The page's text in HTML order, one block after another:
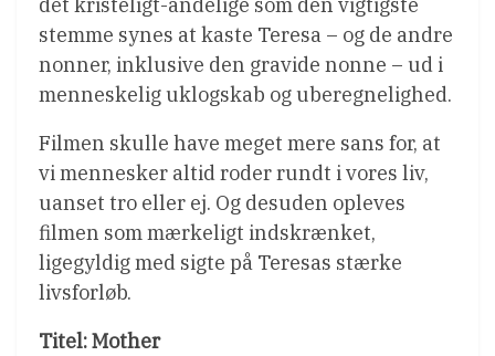
det kristeligt-åndelige som den vigtigste
stemme synes at kaste Teresa – og de andre
nonner, inklusive den gravide nonne – ud i
menneskelig uklogskab og uberegnelighed.
Filmen skulle have meget mere sans for, at
vi mennesker altid roder rundt i vores liv,
uanset tro eller ej. Og desuden opleves
filmen som mærkeligt indskrænket,
ligegyldig med sigte på Teresas stærke
livsforløb.
Titel: Mother